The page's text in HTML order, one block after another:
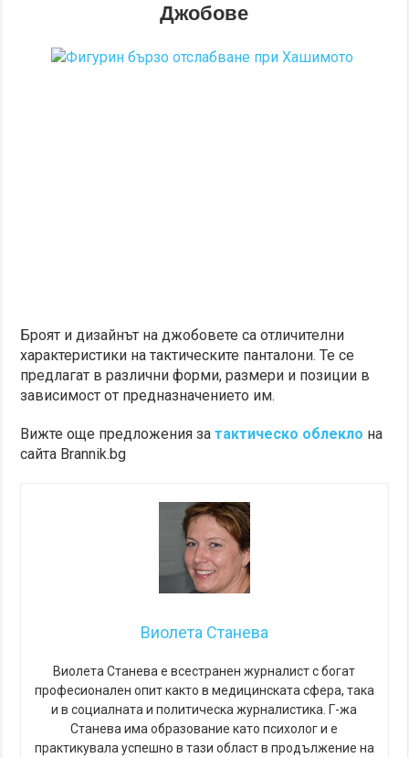
Джобове
Броят и дизайнът на джобовете са отличителни
характеристики на тактическите панталони. Те се
предлагат в различни форми, размери и позиции в
зависимост от предназначението им.
Вижте още предложения затактическо облекло на
сайта Brannik.bg
Виолета Станева
Виолета Станева е всестранен журналист с богат
професионален опит както в медицинската сфера, така
и в социалната и политическа журналистика. Г-жа
Станева има образование като психолог и е
практикувала успешно в тази област в продължение на